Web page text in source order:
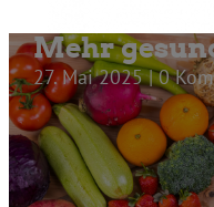
Mehr
27. Mai 2025 | 0